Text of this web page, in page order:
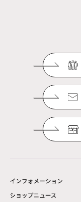
インフォメーション
ショップニュース